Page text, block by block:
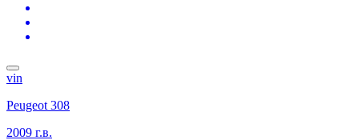
vin
Peugeot 308
2009 г.в.